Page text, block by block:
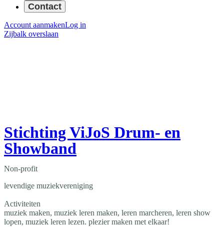
Contact
Account aanmakenLog in
Zijbalk overslaan
Stichting ViJoS Drum- en
Showband
Non-profit
levendige muziekvereniging
Activiteiten
muziek maken, muziek leren maken, leren marcheren, leren show
lopen, muziek leren lezen. plezier maken met elkaar!